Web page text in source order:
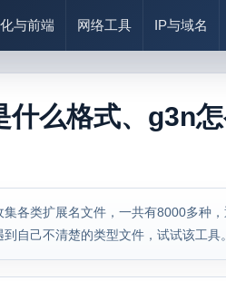
与前端 网络工具 IP与域名
什么格式、g3n
集各类扩展名文件，一共有8000多种
到自己不清楚的类型文件，试试该工具